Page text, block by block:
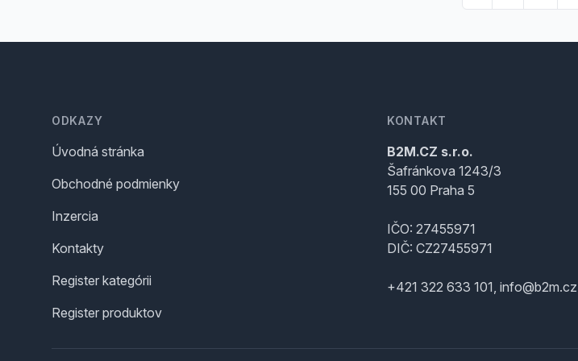
ODKAZY
Úvodná stránka
Obchodné podmienky
Inzercia
Kontakty
Register kategórii
Register produktov
KONTAKT
B2M.CZ s.r.o.
Šafránkova 1243/3
155 00 Praha 5
IČO: 27455971
DIČ: CZ27455971
+421 322 633 101, info@b2m.cz